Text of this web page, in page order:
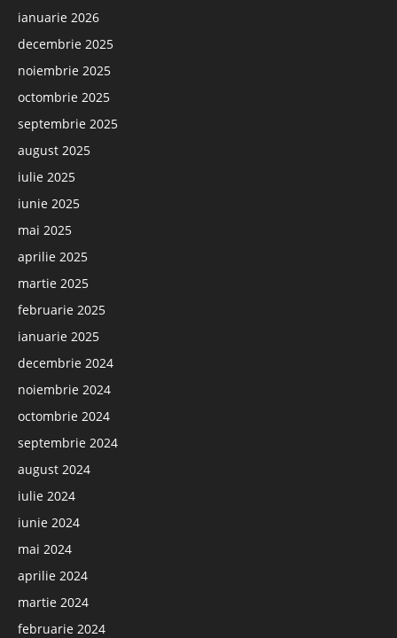
ianuarie 2026
decembrie 2025
noiembrie 2025
octombrie 2025
septembrie 2025
august 2025
iulie 2025
iunie 2025
mai 2025
aprilie 2025
martie 2025
februarie 2025
ianuarie 2025
decembrie 2024
noiembrie 2024
octombrie 2024
septembrie 2024
august 2024
iulie 2024
iunie 2024
mai 2024
aprilie 2024
martie 2024
februarie 2024